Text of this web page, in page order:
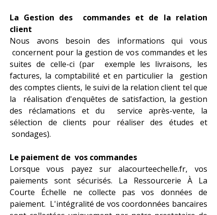
La Gestion des commandes et de la relation
client
Nous avons besoin des informations qui vous
concernent pour la gestion de vos commandes et les
suites de celle-ci (par exemple les livraisons, les
factures, la comptabilité et en particulier la gestion
des comptes clients, le suivi de la relation client tel que
la réalisation d'enquêtes de satisfaction, la gestion
des réclamations et du service après-vente, la
sélection de clients pour réaliser des études et
sondages).
Le paiement de vos commandes
Lorsque vous payez sur alacourteechelle.fr, vos
paiements sont sécurisés. La Ressourcerie À La
Courte Échelle ne collecte pas vos données de
paiement. L'intégralité de vos coordonnées bancaires